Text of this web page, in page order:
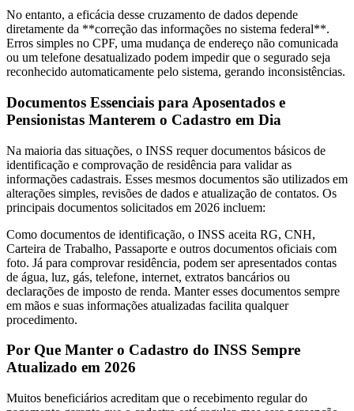
No entanto, a eficácia desse cruzamento de dados depende
diretamente da **correção das informações no sistema federal**.
Erros simples no CPF, uma mudança de endereço não comunicada
ou um telefone desatualizado podem impedir que o segurado seja
reconhecido automaticamente pelo sistema, gerando inconsistências.
Documentos Essenciais para Aposentados e
Pensionistas Manterem o Cadastro em Dia
Na maioria das situações, o INSS requer documentos básicos de
identificação e comprovação de residência para validar as
informações cadastrais. Esses mesmos documentos são utilizados em
alterações simples, revisões de dados e atualização de contatos. Os
principais documentos solicitados em 2026 incluem:
Como documentos de identificação, o INSS aceita RG, CNH,
Carteira de Trabalho, Passaporte e outros documentos oficiais com
foto. Já para comprovar residência, podem ser apresentados contas
de água, luz, gás, telefone, internet, extratos bancários ou
declarações de imposto de renda. Manter esses documentos sempre
em mãos e suas informações atualizadas facilita qualquer
procedimento.
Por Que Manter o Cadastro do INSS Sempre
Atualizado em 2026
Muitos beneficiários acreditam que o recebimento regular do